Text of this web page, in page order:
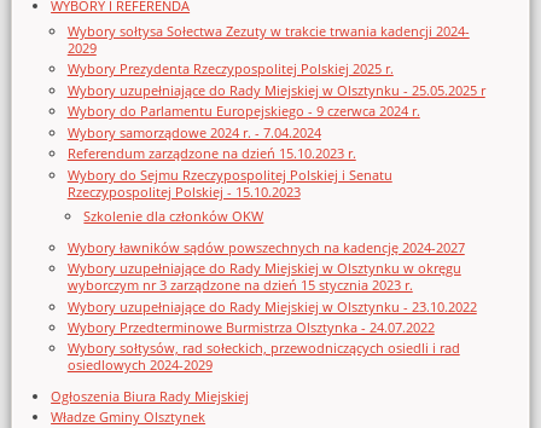
WYBORY I REFERENDA
Wybory sołtysa Sołectwa Zezuty w trakcie trwania kadencji 2024-
2029
Wybory Prezydenta Rzeczypospolitej Polskiej 2025 r.
Wybory uzupełniające do Rady Miejskiej w Olsztynku - 25.05.2025 r
Wybory do Parlamentu Europejskiego - 9 czerwca 2024 r.
Wybory samorządowe 2024 r. - 7.04.2024
Referendum zarządzone na dzień 15.10.2023 r.
Wybory do Sejmu Rzeczypospolitej Polskiej i Senatu
Rzeczypospolitej Polskiej - 15.10.2023
Szkolenie dla członków OKW
Wybory ławników sądów powszechnych na kadencję 2024-2027
Wybory uzupełniające do Rady Miejskiej w Olsztynku w okręgu
wyborczym nr 3 zarządzone na dzień 15 stycznia 2023 r.
Wybory uzupełniające do Rady Miejskiej w Olsztynku - 23.10.2022
Wybory Przedterminowe Burmistrza Olsztynka - 24.07.2022
Wybory sołtysów, rad sołeckich, przewodniczących osiedli i rad
osiedlowych 2024-2029
Ogłoszenia Biura Rady Miejskiej
Władze Gminy Olsztynek